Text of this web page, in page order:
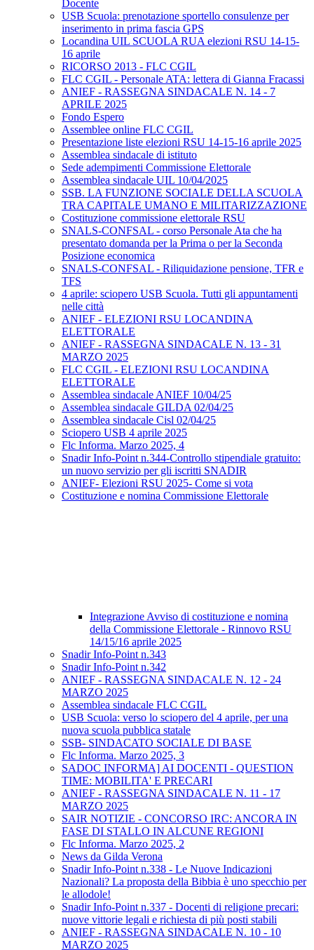
Docente
USB Scuola: prenotazione sportello consulenze per
inserimento in prima fascia GPS
Locandina UIL SCUOLA RUA elezioni RSU 14-15-
16 aprile
RICORSO 2013 - FLC CGIL
FLC CGIL - Personale ATA: lettera di Gianna Fracassi
ANIEF - RASSEGNA SINDACALE N. 14 - 7
APRILE 2025
Fondo Espero
Assemblee online FLC CGIL
Presentazione liste elezioni RSU 14-15-16 aprile 2025
Assemblea sindacale di istituto
Sede adempimenti Commissione Elettorale
Assemblea sindacale UIL 10/04/2025
SSB. LA FUNZIONE SOCIALE DELLA SCUOLA
TRA CAPITALE UMANO E MILITARIZZAZIONE
Costituzione commissione elettorale RSU
SNALS-CONFSAL - corso Personale Ata che ha
presentato domanda per la Prima o per la Seconda
Posizione economica
SNALS-CONFSAL - Riliquidazione pensione, TFR e
TFS
4 aprile: sciopero USB Scuola. Tutti gli appuntamenti
nelle città
ANIEF - ELEZIONI RSU LOCANDINA
ELETTORALE
ANIEF - RASSEGNA SINDACALE N. 13 - 31
MARZO 2025
FLC CGIL - ELEZIONI RSU LOCANDINA
ELETTORALE
Assemblea sindacale ANIEF 10/04/25
Assemblea sindacale GILDA 02/04/25
Assemblea sindacale Cisl 02/04/25
Sciopero USB 4 aprile 2025
Flc Informa. Marzo 2025, 4
Snadir Info-Point n.344-Controllo stipendiale gratuito:
un nuovo servizio per gli iscritti SNADIR
ANIEF- Elezioni RSU 2025- Come si vota
Costituzione e nomina Commissione Elettorale
Integrazione Avviso di costituzione e nomina
della Commissione Elettorale - Rinnovo RSU
14/15/16 aprile 2025
Snadir Info-Point n.343
Snadir Info-Point n.342
ANIEF - RASSEGNA SINDACALE N. 12 - 24
MARZO 2025
Assemblea sindacale FLC CGIL
USB Scuola: verso lo sciopero del 4 aprile, per una
nuova scuola pubblica statale
SSB- SINDACATO SOCIALE DI BASE
Flc Informa. Marzo 2025, 3
SADOC INFORMA] AI DOCENTI - QUESTION
TIME: MOBILITA' E PRECARI
ANIEF - RASSEGNA SINDACALE N. 11 - 17
MARZO 2025
SAIR NOTIZIE - CONCORSO IRC: ANCORA IN
FASE DI STALLO IN ALCUNE REGIONI
Flc Informa. Marzo 2025, 2
News da Gilda Verona
Snadir Info-Point n.338 - Le Nuove Indicazioni
Nazionali? La proposta della Bibbia è uno specchio per
le allodole!
Snadir Info-Point n.337 - Docenti di religione precari:
nuove vittorie legali e richiesta di più posti stabili
ANIEF - RASSEGNA SINDACALE N. 10 - 10
MARZO 2025